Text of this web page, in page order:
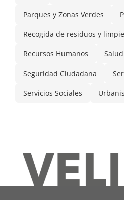
Parques y Zonas Verdes
Recogida de residuos y
Recursos Humanos
Seguridad Ciudadana
Servicios Sociales